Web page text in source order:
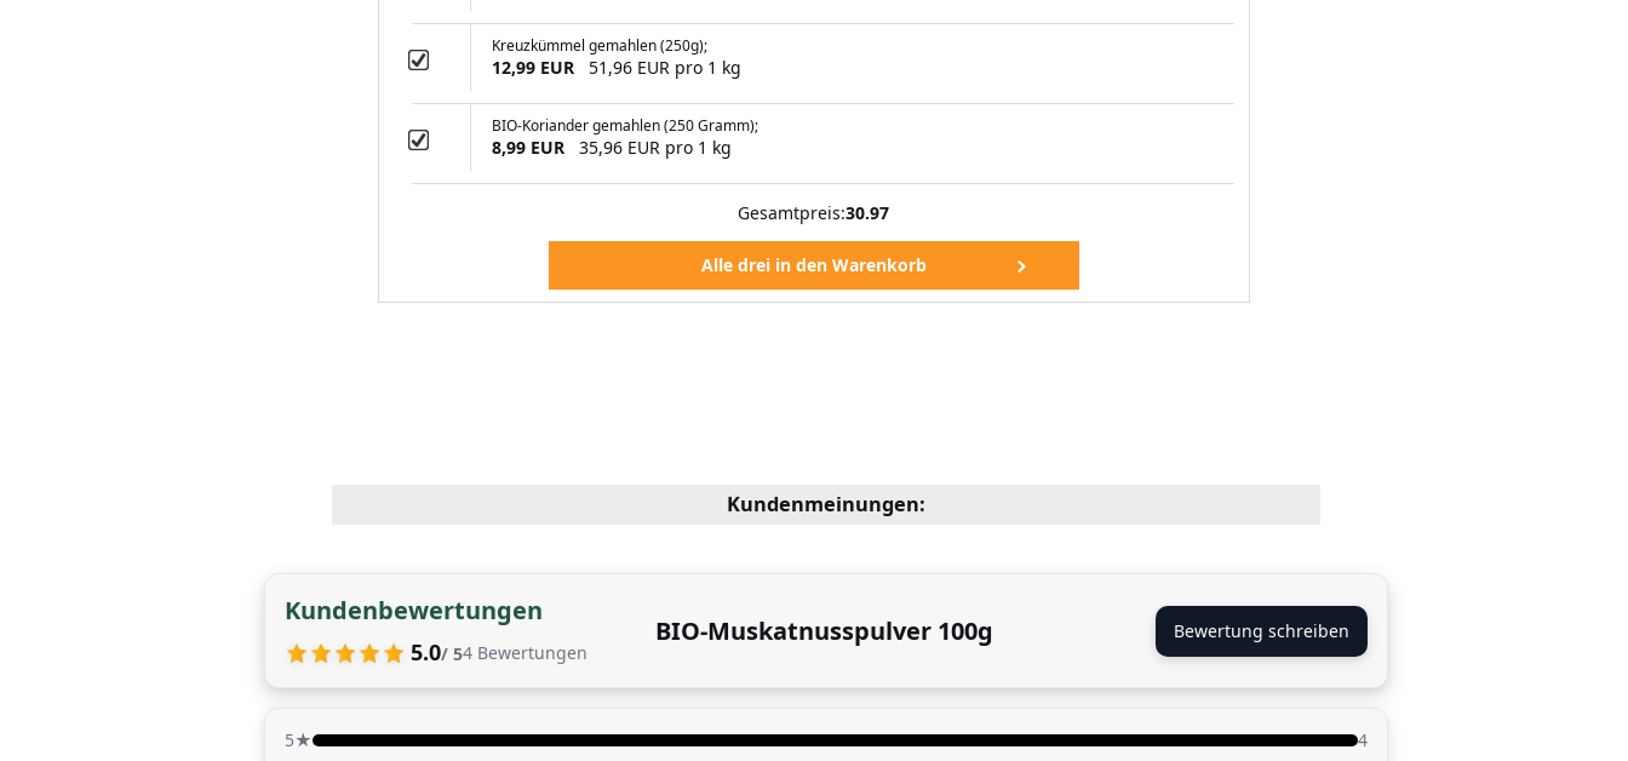
Kreuzkümmel gemahlen (250g);
12,99 EUR 51,96 EUR pro 1 kg
BIO-Koriander gemahlen (250 Gramm);
8,99 EUR 35,96 EUR pro 1 kg
Gesamtpreis:30.97
Kundenmeinungen:
Kundenbewertungen
5.0/ 54 Bewertungen
BIO-Muskatnusspulver 100g Bewertung schreiben
5★
4